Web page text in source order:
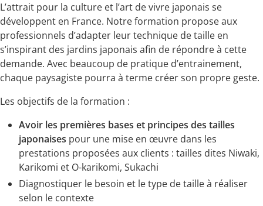
L’attrait pour la culture et l’art de vivre japonais se
développent en France. Notre formation propose aux
professionnels d’adapter leur technique de taille en
s’inspirant des jardins japonais afin de répondre à cette
demande. Avec beaucoup de pratique d’entrainement,
chaque paysagiste pourra à terme créer son propre geste.
Les objectifs de la formation :
Avoir les premières bases et principes des tailles
japonaises pour une mise en œuvre dans les
prestations proposées aux clients : tailles dites Niwaki,
Karikomi et O-karikomi, Sukachi
Diagnostiquer le besoin et le type de taille à réaliser
selon le contexte